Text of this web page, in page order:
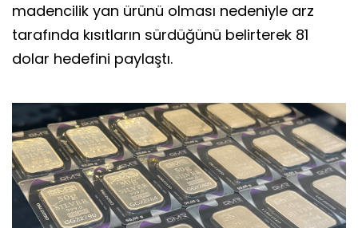
madencilik yan ürünü olması nedeniyle arz
tarafında kısıtların sürdüğünü belirterek 81
dolar hedefini paylaştı.